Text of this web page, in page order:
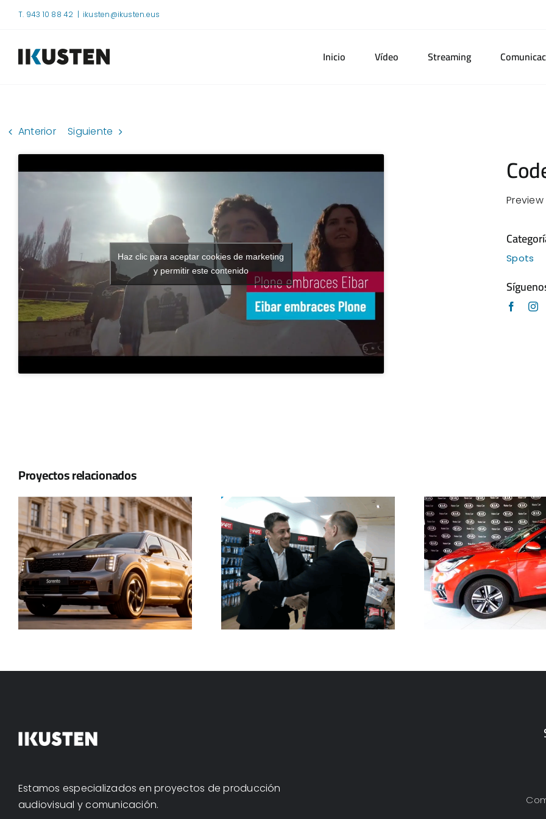
T. 943 10 88 42 | ikusten@ikusten.eus
Inicio Vídeo Streaming
Anterior Siguiente
Haz clic para aceptar cookies de marketing
y permitir este contenido
Spots
Proyectos relacionados
Evia con Slimstock KIA Naia Car También
Estamos especializados en proyectos de producción
audiovisual y comunicación.